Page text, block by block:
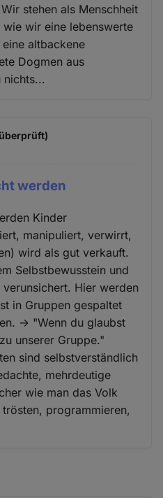
stehen als Menschheit
wir eine lebenswerte
altbackene
Dogmen aus
nichts...
werden
Kinder
manipuliert, verwirrt,
wird als gut verkauft.
Selbstbewusstein und
Hier werden
in Gruppen gespaltet
-> "Wenn du glaubst
unserer Gruppe."
sind selbstverständlich
mehrdeutige
wie man das Volk
programmieren,